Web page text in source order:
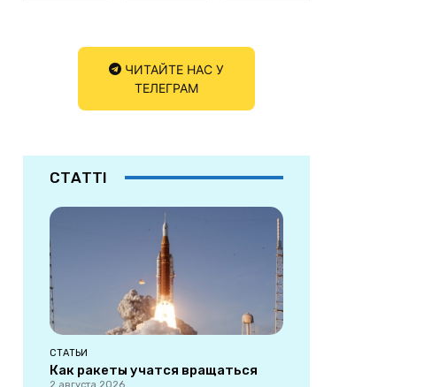
ЧИТАЙТЕ НАС У
ТЕЛЕГРАМ
СТАТТІ
СТАТЬИ
Как ракеты учатся вращаться